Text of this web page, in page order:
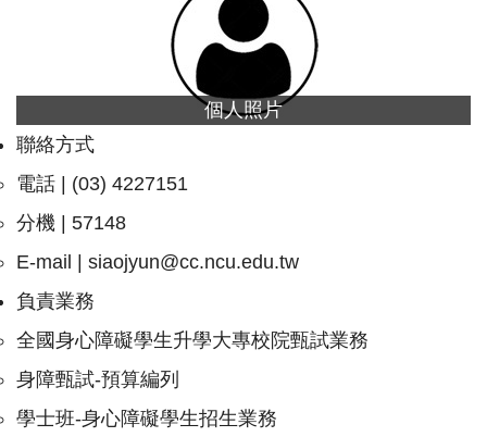
個人照片
聯絡方式
電話 | (03) 4227151
分機 | 57148
E-mail |
siaojyun@cc.ncu.edu.tw
負責業務
全國身心障礙學生升學大專校院甄試業務
身障甄試-預算編列
學士班-身心障礙學生招生業務